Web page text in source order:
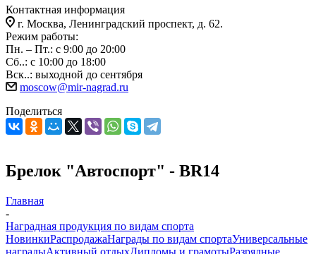
Контактная информация
г. Москва, Ленинградский проспект, д. 62.
Режим работы:
Пн. – Пт.: с 9:00 до 20:00
Сб..: с 10:00 до 18:00
Вск..: выходной до сентября
moscow@mir-nagrad.ru
Поделиться
Брелок "Автоспорт" - BR14
Главная
-
Наградная продукция по видам спорта
НовинкиРаспродажаНаграды по видам спортаУниверсальные
наградыАктивный отдыхДипломы и грамотыРазрядные